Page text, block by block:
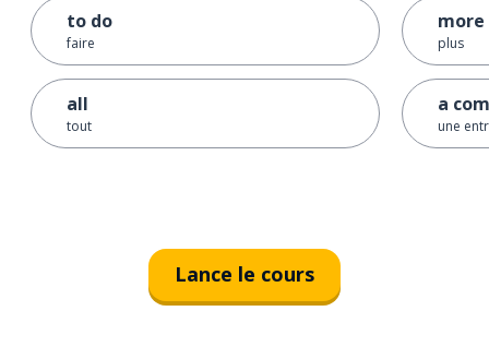
to do
faire
all
tout
more
plus
a
une
Lance le cours